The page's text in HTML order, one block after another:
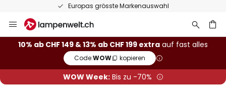
Europas grösste Markenauswahl
Inhalt
springen
10% ab CHF 149 & 13% ab CHF 199 extra auf fast alles
Code:WOW kopieren
WOW Week:Bis zu -70%